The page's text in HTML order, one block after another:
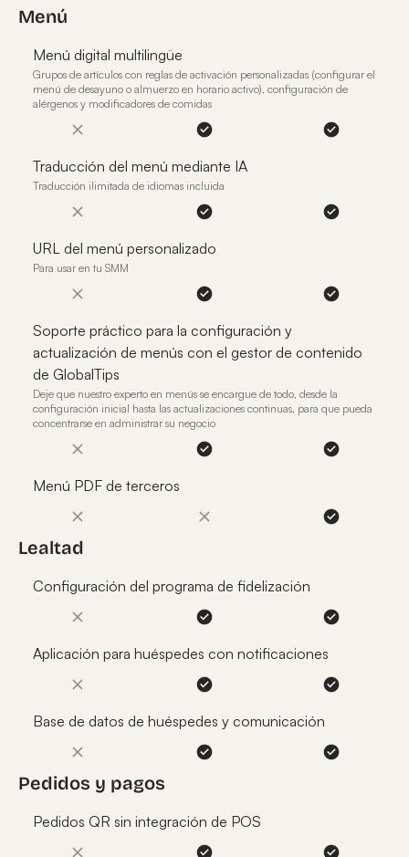
Menú
Menú digital multilingüe
Grupos de artículos con reglas de activación personalizadas (configurar el
menú de desayuno o almuerzo en horario activo), configuración de
alérgenos y modificadores de comidas
Traducción del menú mediante IA
Traducción ilimitada de idiomas incluida
URL del menú personalizado
Para usar en tu SMM
Soporte práctico para la configuración y
actualización de menús con el gestor de contenido
de GlobalTips
Deje que nuestro experto en menús se encargue de todo, desde la
configuración inicial hasta las actualizaciones continuas, para que pueda
concentrarse en administrar su negocio
Menú PDF de terceros
Lealtad
Configuración del programa de fidelización
Aplicación para huéspedes con notificaciones
Base de datos de huéspedes y comunicación
Pedidos y pagos
Pedidos QR sin integración de POS